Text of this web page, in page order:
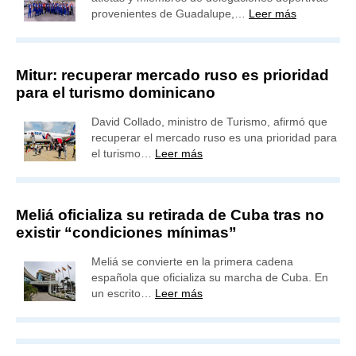
provenientes de Guadalupe,… Leer más
Mitur: recuperar mercado ruso es prioridad
para el turismo dominicano
David Collado, ministro de Turismo, afirmó que
recuperar el mercado ruso es una prioridad para
el turismo… Leer más
Meliá oficializa su retirada de Cuba tras no
existir “condiciones mínimas”
Meliá se convierte en la primera cadena
española que oficializa su marcha de Cuba. En
un escrito… Leer más